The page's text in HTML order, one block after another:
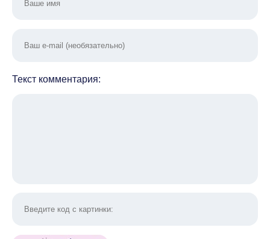
Текст комментария: